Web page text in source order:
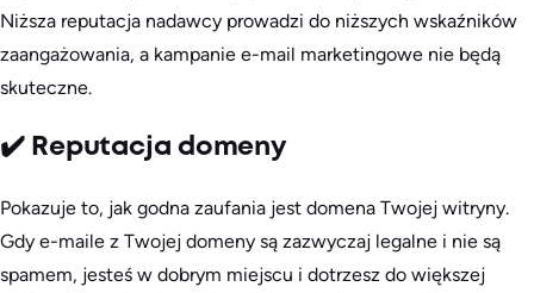
Niższa reputacja nadawcy prowadzi do niższych wskaźników
zaangażowania, a kampanie e-mail marketingowe nie będą
skuteczne.
✔️ Reputacja domeny
Pokazuje to, jak godna zaufania jest domena Twojej witryny.
Gdy e-maile z Twojej domeny są zazwyczaj legalne i nie są
spamem, jesteś w dobrym miejscu i dotrzesz do większej